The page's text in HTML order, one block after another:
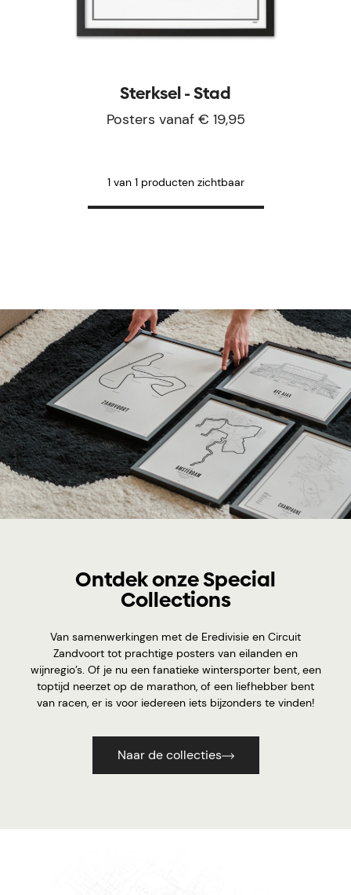
Sterksel - Stad
Posters vanaf € 19,95
1 van 1 producten zichtbaar
Ontdek onze Special
Collections
Van samenwerkingen met de Eredivisie en Circuit
Zandvoort tot prachtige posters van eilanden en
wijnregio’s. Of je nu een fanatieke wintersporter bent, een
toptijd neerzet op de marathon, of een liefhebber bent
van racen, er is voor iedereen iets bijzonders te vinden!
Naar de collecties